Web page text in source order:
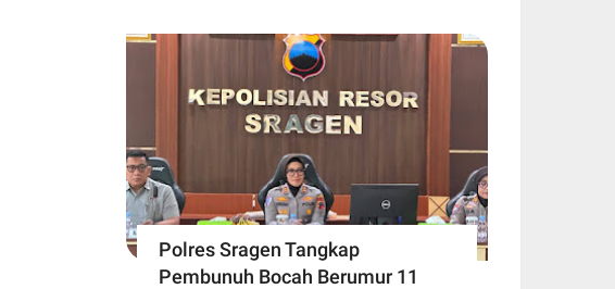
Polres Sragen Tangkap
Pembunuh Bocah Berumur 11